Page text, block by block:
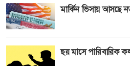
মার্কিন ভিসায় আসছে
ছয় মাসে পারিবারিক